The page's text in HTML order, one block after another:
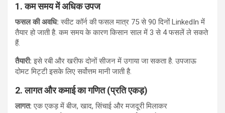
1. कम समय में अधिक उपज
फसल की अवधि:स्वीट कॉर्न की फसल मात्र 75 से 90 दिनों LinkedIn में
तैयार हो जाती है. कम समय के कारण किसान साल में 3 से 4 फसलें ले सकते
हैं.
तैयारी:इसे रबी और खरीफ दोनों सीजन में उगाया जा सकता है. उपजाऊ
दोमट मिट्टी इसके लिए सर्वोत्तम मानी जाती है.
2. लागत और कमाई का गणित (प्रति एकड़)
लागत:एक एकड़ में बीज, खाद, सिंचाई और मजदूरी मिलाकर